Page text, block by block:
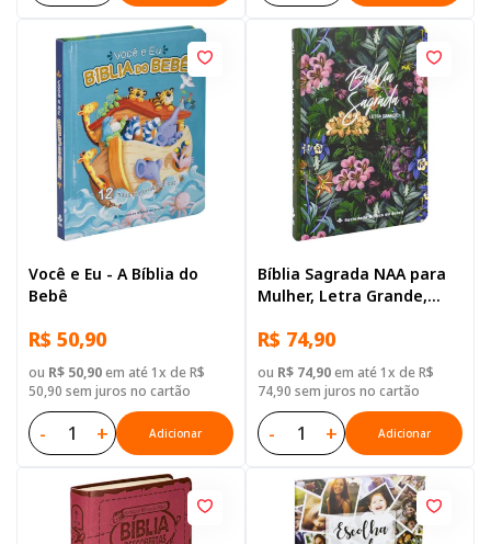
Você e Eu - A Bíblia do
Bebê
R$ 50,90
ou R$ 50,90em até 1x de R$
50,90 sem juros no cartão
- + Adicionar
Bíblia Sagrada NAA para
Mulher, Letra Grande,
Flores
R$ 74,90
ou R$ 74,90em até 1x de R$
74,90 sem juros no cartão
- + Adicionar